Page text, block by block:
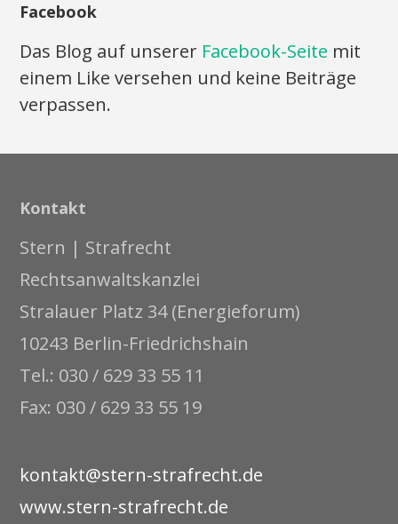
Facebook
Das Blog auf unserer Facebook-Seite mit
einem Like versehen und keine Beiträge
verpassen.
Kontakt
Stern | Strafrecht
Rechtsanwaltskanzlei
Stralauer Platz 34 (Energieforum)
10243 Berlin-Friedrichshain
Tel.: 030 / 629 33 55 11
Fax: 030 / 629 33 55 19
kontakt@stern-strafrecht.de
www.stern-strafrecht.de